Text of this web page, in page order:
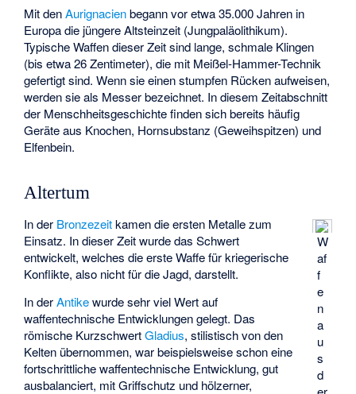
Mit denAurignacienbegann vor etwa 35.000 Jahren in
Europa die jüngere Altsteinzeit (Jungpaläolithikum).
Typische Waffen dieser Zeit sind lange, schmale Klingen
(bis etwa 26 Zentimeter), die mit Meißel-Hammer-Technik
gefertigt sind. Wenn sie einen stumpfen Rücken aufweisen,
werden sie als Messer bezeichnet. In diesem Zeitabschnitt
der Menschheitsgeschichte finden sich bereits häufig
Geräte aus Knochen, Hornsubstanz (Geweihspitzen) und
Elfenbein.
Altertum
W
af
f
e
n
a
u
s
d
In der Bronzezeitkamen die ersten Metalle zum
Einsatz. In dieser Zeit wurde das Schwert
entwickelt, welches die erste Waffe für kriegerische
Konflikte, also nicht für die Jagd, darstellt.
In derAntikewurde sehr viel Wert auf
waffentechnische Entwicklungen gelegt. Das
römische KurzschwertGladius, stilistisch von den
Kelten übernommen, war beispielsweise schon eine
fortschrittliche waffentechnische Entwicklung, gut
ausbalanciert, mit Griffschutz und hölzerner,